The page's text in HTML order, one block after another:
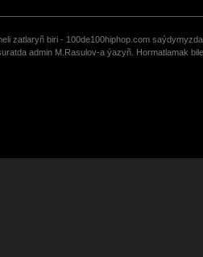
zatlaryñ biri - 100de100hiphop.com
admin M.Rasulov-a ýazyñ. Hormatlamak